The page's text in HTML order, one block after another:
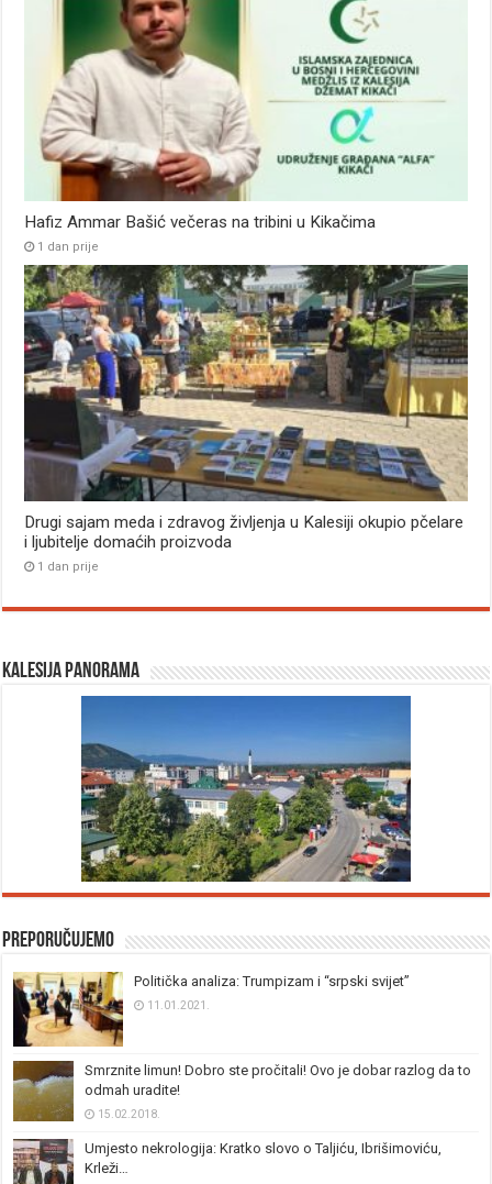
Hafiz Ammar Bašić večeras na tribini u Kikačima
1 dan prije
Drugi sajam meda i zdravog življenja u Kalesiji okupio pčelare
i ljubitelje domaćih proizvoda
1 dan prije
Kalesija panorama
Preporučujemo
Politička analiza: Trumpizam i “srpski svijet”
11.01.2021.
Smrznite limun! Dobro ste pročitali! Ovo je dobar razlog da to
odmah uradite!
15.02.2018.
Umjesto nekrologija: Kratko slovo o Taljiću, Ibrišimoviću,
Krleži…